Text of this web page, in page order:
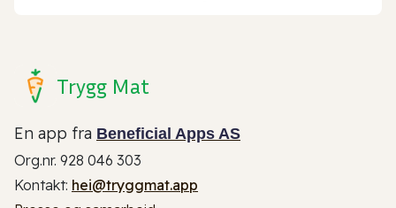
Trygg Mat
En app fra Beneficial Apps AS
Org.nr. 928 046 303
Kontakt: hei@tryggmat.app